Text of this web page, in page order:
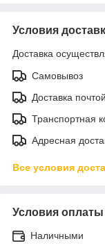
Условия
Доставка
Самовывоз
Доставка почтой
Транспортная
Адресная
Все условия
Условия оплаты
Наличными